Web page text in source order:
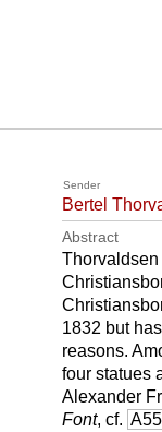
Spring navigation
Sender
Bertel
Abstract
1832 but
reasons.
four statues
Alexander
Font, cf.